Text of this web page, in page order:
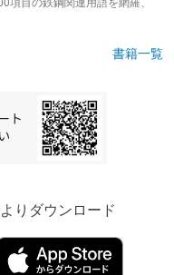
書籍一覧
りダウンロード